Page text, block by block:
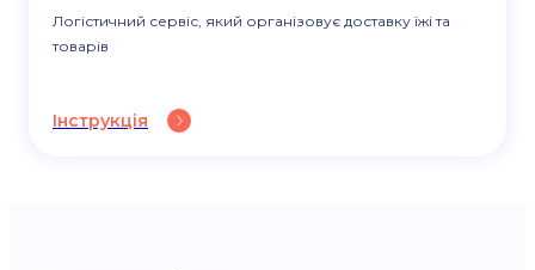
Логістичний сервіс, який організовує доставку їжі та
товарів
Інструкція